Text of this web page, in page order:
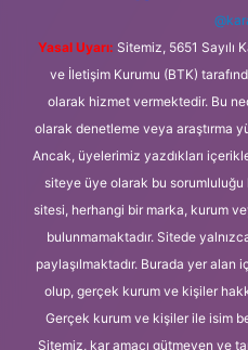
Yasal Uyarı: Sitemiz, 5651 Sayılı
ve İletişim Kurumu (BTK)
olarak hizmet vermektedir. Bu
olarak denetleme veya araştırma
Ancak, üyelerimiz yazdıkları
siteye üye olarak bu sorumluluğu
sitesi, herhangi bir marka, kurum
bulunmamaktadır. Sitede
paylaşılmaktadır. Burada yer alan
olup, gerçek kurum ve kişiler
Gerçek kurum ve kişiler ile isim
Sitemiz, kar amacı gütmeyen ve